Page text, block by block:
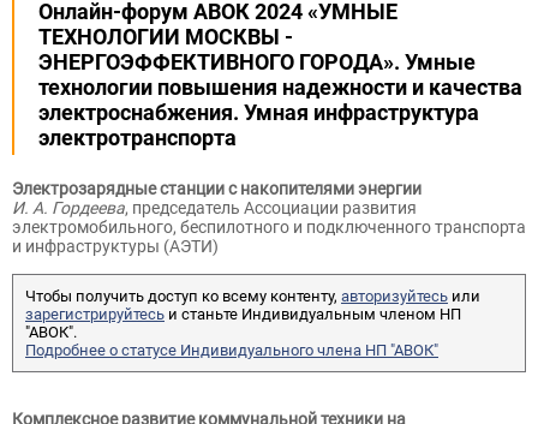
Онлайн-форум АВОК 2024 «УМНЫЕ
ТЕХНОЛОГИИ МОСКВЫ -
ЭНЕРГОЭФФЕКТИВНОГО ГОРОДА». Умные
технологии повышения надежности и качества
электроснабжения. Умная инфраструктура
электротранспорта
Электрозарядные станции с накопителями энергии
И. А. Гордеева, председатель Ассоциации развития
электромобильного, беспилотного и подключенного транспорта
и инфраструктуры (АЭТИ)
Чтобы получить доступ ко всему контенту, авторизуйтесь или
зарегистрируйтесь и станьте Индивидуальным членом НП
"АВОК".
Подробнее о статусе Индивидуального члена НП "АВОК"
Комплексное развитие коммунальной техники на